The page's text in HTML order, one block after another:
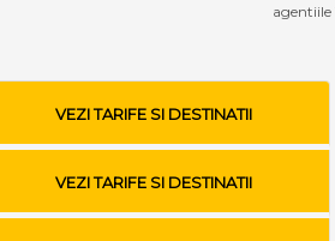
agentiile
VEZI TARIFE SI DESTINATII
VEZI TARIFE SI DESTINATII